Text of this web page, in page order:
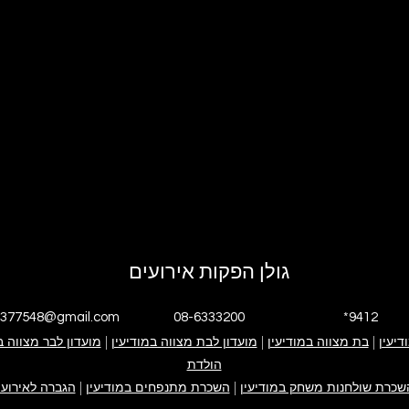
גולן הפקות אירועים
08-6333200 *9412
אנחנו גולן הפקות אירועים אירוע בת מצווה אירוע בר מצווה ימי
קייטנה במודיעין
|בת מצווה במודיעין מועדון לבת מצווה במודיעין מועדון לבר מצווה
הולדת
שולחנות משחק במודיעין השכרת מתנפחים במודיעין הגברה